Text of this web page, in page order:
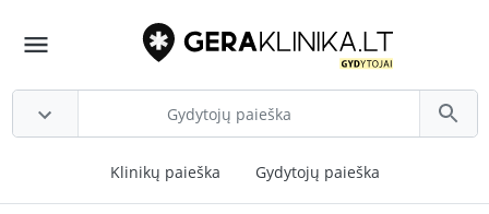
Klinikų paieška Gydytojų paieška